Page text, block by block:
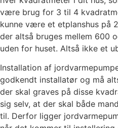
være brug for 3 til 4
kunne være et etplanshus på
der altså bruges mellem 600
uden for huset. Altså ikke et
Installation af
godkendt installatør og må
der skal graves på disse
sig selv, at der skal både
til. Derfor ligger